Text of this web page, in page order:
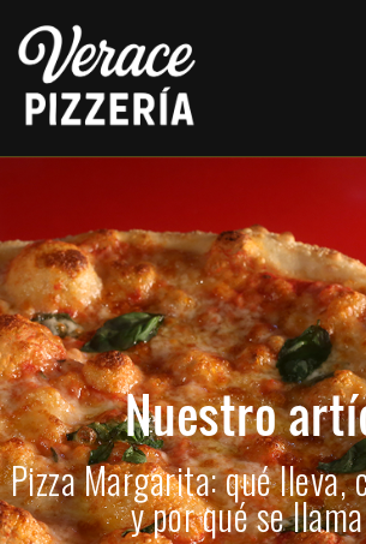
Nuestro
Pizza Margarita: qué lleva,
y por qué se